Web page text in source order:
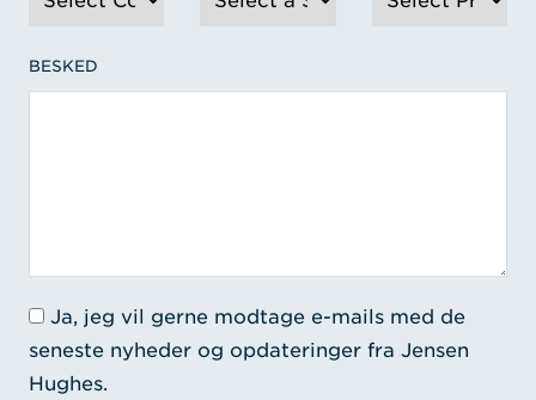
BESKED
Ja, jeg vil gerne modtage e-mails med de
seneste nyheder og opdateringer fra Jensen
Hughes.